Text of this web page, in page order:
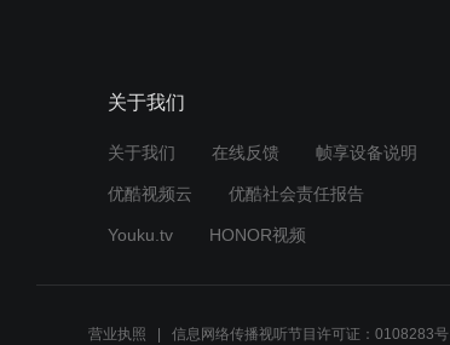
关于我们
关于我们 在线反馈 帧享设备说明
优酷视频云 优酷社会责任报告
Youku.tv HONOR视频
营业执照 信息网络传播视听节目许可证：0108283号